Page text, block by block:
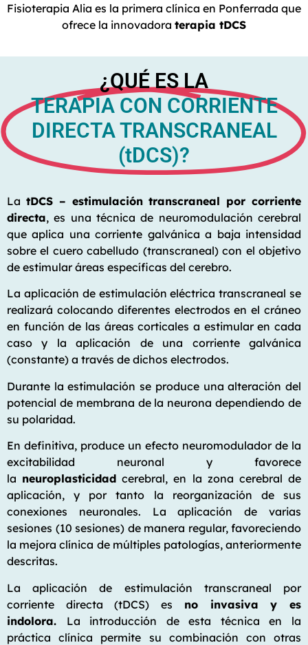
Fisioterapia Alia es la primera clínica en Ponferrada que
ofrece la innovadora terapia tDCS
¿QUÉ ES LA
TERAPIA CON CORRIENTE
DIRECTA TRANSCRANEAL
(tDCS)?
La tDCS – estimulación transcraneal por corriente
directa, es una técnica de neuromodulación cerebral
que aplica una corriente galvánica a baja intensidad
sobre el cuero cabelludo (transcraneal) con el objetivo
de estimular áreas específicas del cerebro.
La aplicación de estimulación eléctrica transcraneal se
realizará colocando diferentes electrodos en el cráneo
en función de las áreas corticales a estimular en cada
caso y la aplicación de una corriente galvánica
(constante) a través de dichos electrodos.
Durante la estimulación se produce una alteración del
potencial de membrana de la neurona dependiendo de
su polaridad.
En definitiva, produce un efecto neuromodulador de la
excitabilidad neuronal y favorece
la neuroplasticidad cerebral, en la zona cerebral de
aplicación, y por tanto la reorganización de sus
conexiones neuronales. La aplicación de varias
sesiones (10 sesiones) de manera regular, favoreciendo
la mejora clínica de múltiples patologías, anteriormente
descritas.
La aplicación de estimulación transcraneal por
corriente directa (tDCS) es no invasiva y es
indolora. La introducción de esta técnica en la
práctica clínica permite su combinación con otras